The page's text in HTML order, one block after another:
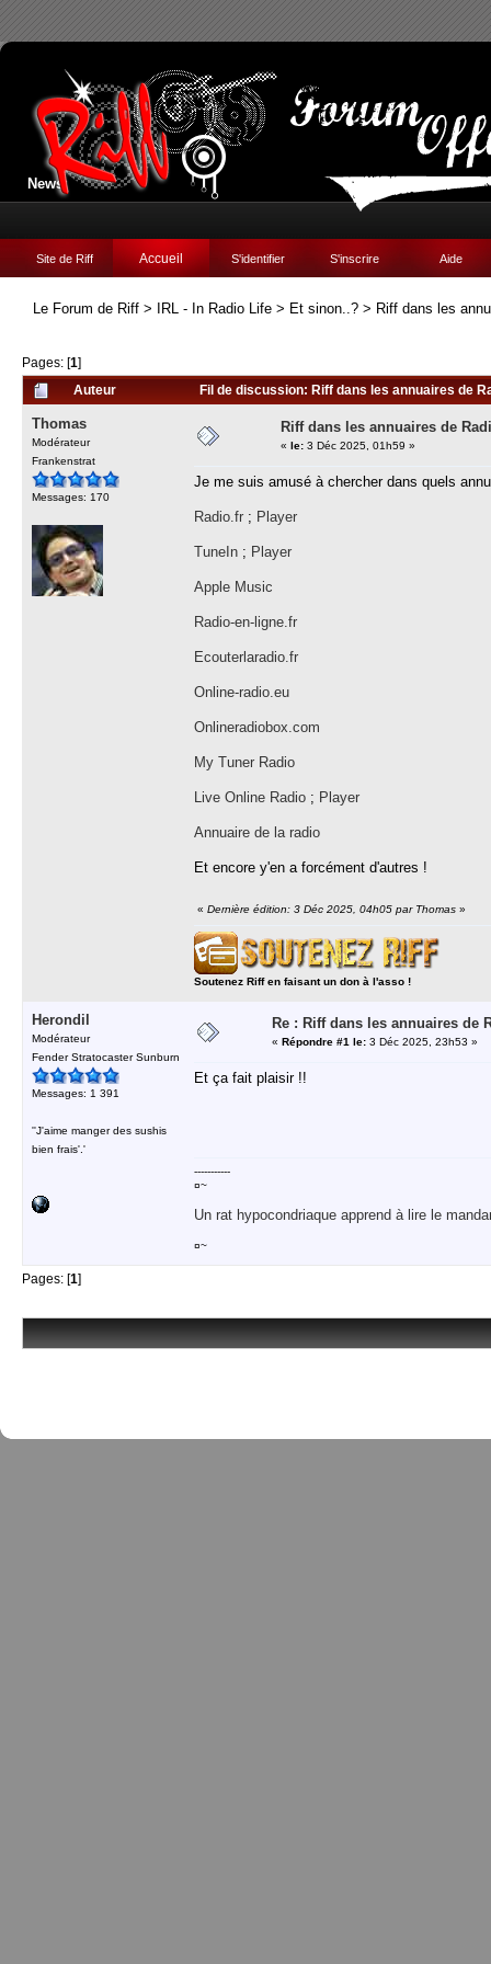
News:
Site de Riff Accueil S'identifier S'inscrire Aide
Le Forum de Riff > IRL - In Radio Life > Et sinon..? > Riff dans les
Pages: [1]
Auteur
Fil de discussion: Riff dans les annuaires de
Thomas
Modérateur
Frankenstrat
Messages: 170
Riff dans les annuaires de
« le: 3 Déc 2025, 01h59 »
Je me suis amusé à chercher dans quels
Radio.fr ; Player
TuneIn ; Player
Apple Music
Radio-en-ligne.fr
Ecouterlaradio.fr
Online-radio.eu
Onlineradiobox.com
My Tuner Radio
Live Online Radio ; Player
Annuaire de la radio
Et encore y'en a forcément d'autres !
« Dernière édition: 3 Déc 2025, 04h05 par Thomas »
Soutenez Riff en faisant un don à l'asso !
Herondil
Modérateur
Fender Stratocaster Sunburn
Messages: 1 391
''J'aime manger des sushis
bien frais'.'
Re : Riff dans les annuaires de
« Répondre #1 le: 3 Déc 2025, 23h53 »
Et ça fait plaisir !!
-----------
¤~
Un rat hypocondriaque apprend à lire le
¤~
Pages: [1]